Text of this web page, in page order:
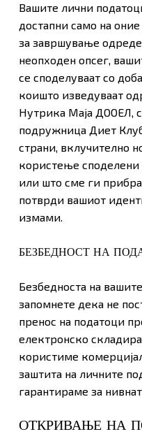
Вашите лични
достапни само на
за зaвршување
неопходен опсег,
се споделуваат со
коишто изведуваат
Нутрика Маја ДООЕЛ,
подружница Диет
страни, вклучително
користење
или што сме ги
потврди вашиот
измами.
БЕЗБЕДНОСТ НА
Безбедноста на
запомнете дека не
пренос на податоци
електронско
користиме
заштита на личните
гарантираме за
ОТКРИВАЊЕ НА